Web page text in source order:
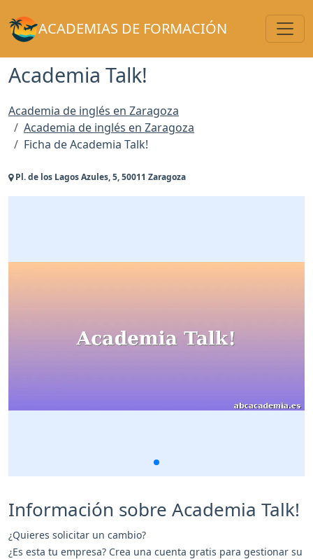
ACADEMIAS DE FORMACIÓN
Academia Talk!
Academia de inglés en Zaragoza
Academia de inglés en Zaragoza
Ficha de Academia Talk!
Pl. de los Lagos Azules, 5, 50011 Zaragoza
Información sobre Academia Talk!
¿Quieres solicitar un cambio?
¿Es esta tu empresa? Crea una cuenta gratis para gestionar su